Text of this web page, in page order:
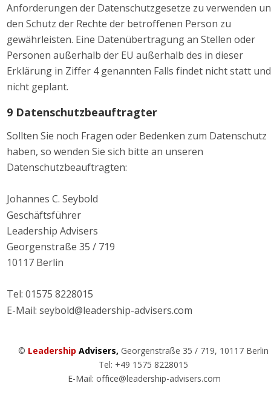
© Leadership Advisers, Georgenstraße 35 / 719, 10117
Tel: +49 1575 8228015
E-Mail: office@leadership-advisers.com
Anforderungen der Datenschutzgesetze zu verwenden
den Schutz der Rechte der betroffenen Person zu
gewährleisten. Eine Datenübertragung an Stellen oder
Personen außerhalb der EU außerhalb des in dieser
Erklärung in Ziffer 4 genannten Falls findet nicht statt
nicht geplant.
9 Datenschutzbeauftragter
Sollten Sie noch Fragen oder Bedenken zum Datenschutz
haben, so wenden Sie sich bitte an unseren
Datenschutzbeauftragten:
Johannes C. Seybold
Geschäftsführer
Leadership Advisers
Georgenstraße 35 / 719
10117 Berlin
Tel: 01575 8228015
E-Mail: seybold@leadership-advisers.com